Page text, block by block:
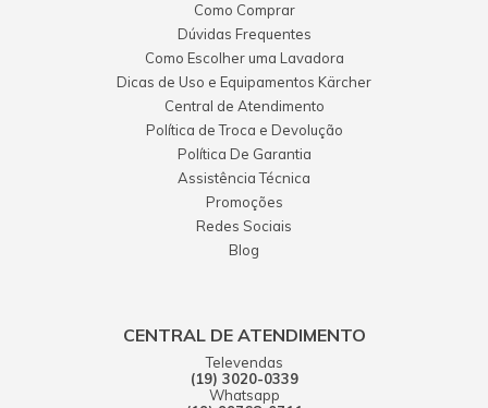
matheus da freiria brandao
produto muito bom, entrega muito rapida
19 fevereiro 2019 - 07:50
RENATO DOS SANTOS LOPES
SIDNEY FRANCISCO
Como Comprar
Dúvidas Frequentes
Como Escolher uma Lavadora
Dicas de Uso e Equipamentos Kärcher
Central de Atendimento
Política de Troca e Devolução
Política De Garantia
Assistência Técnica
Promoções
Redes Sociais
Blog
CENTRAL DE ATENDIMENTO
Televendas
(19) 3020-0339
Whatsapp